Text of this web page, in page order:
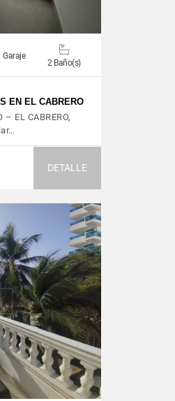
Garaje
2 Baño(s)
EN EL CABRERO
EL CABRERO,
DETALLE